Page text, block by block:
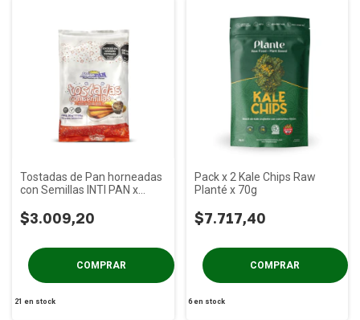
Tostadas de Pan horneadas
con Semillas INTI PAN x
$3.009,20
21 en stock
Pack x 2 Kale Chips Raw
Planté x 70g
$7.717,40
6en stock